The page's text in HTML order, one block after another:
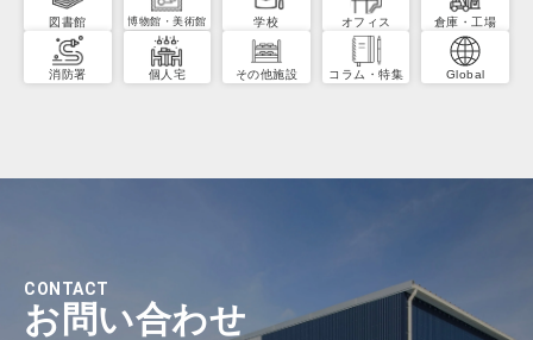
図書館 博物館・美術館 学校 オフィス 倉庫・工場
消防署 個人宅 その他施設 コラム・特集 Global
CONTACT
お問い合わせ